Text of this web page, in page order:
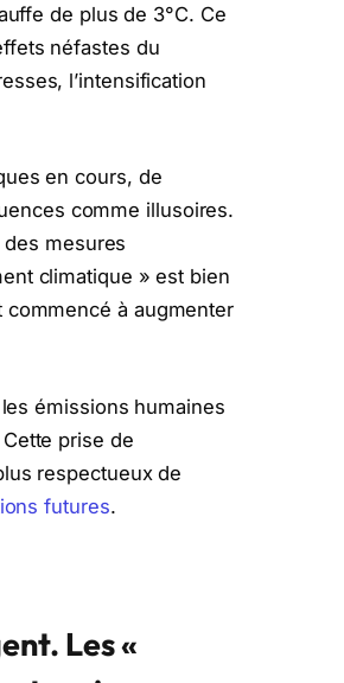
de plus de 3°C. Ce
néfastes du
l’intensification
en cours, de
comme illusoires.
des mesures
climatique » est bien
à augmenter
émissions humaines
prise de
respectueux de
futures.
Les «